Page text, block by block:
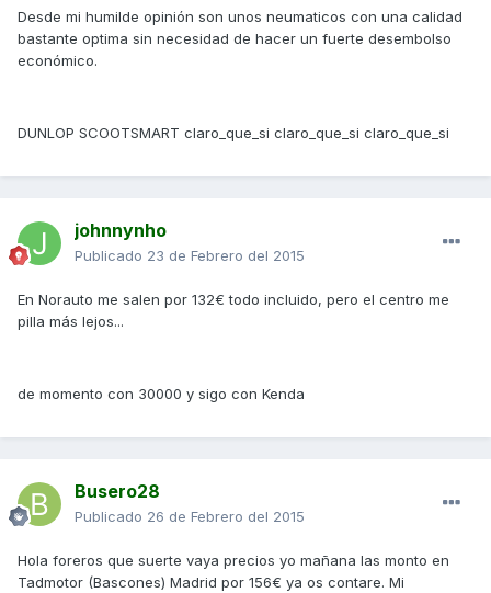
Desde mi humilde opinión son unos neumaticos con una calidad
bastante optima sin necesidad de hacer un fuerte desembolso
económico.
DUNLOP SCOOTSMART claro_que_si claro_que_si claro_que_si
johnnynho
Publicado 23 de Febrero del 2015
En Norauto me salen por 132€ todo incluido, pero el centro me
pilla más lejos...
de momento con 30000 y sigo con Kenda
Busero28
Publicado 26 de Febrero del 2015
Hola foreros que suerte vaya precios yo mañana las monto en
Tadmotor (Bascones) Madrid por 156€ ya os contare. Mi